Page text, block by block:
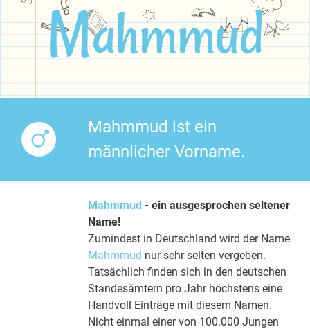
Mahmmud
Mahmmud ist ein
männlicher Vorname.
Mahmmud - ein ausgesprochen seltener
Name!
Zumindest in Deutschland wird der Name
Mahmmud nur sehr selten vergeben.
Tatsächlich finden sich in den deutschen
Standesämtern pro Jahr höchstens eine
Handvoll Einträge mit diesem Namen.
Nicht einmal einer von 100.000 Jungen